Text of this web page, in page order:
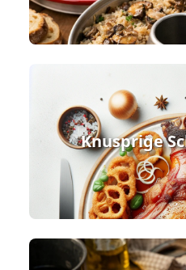
Knusprige